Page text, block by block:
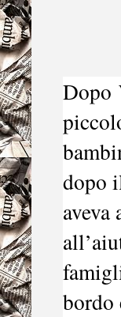
Dopo
dopo
aveva
bordo